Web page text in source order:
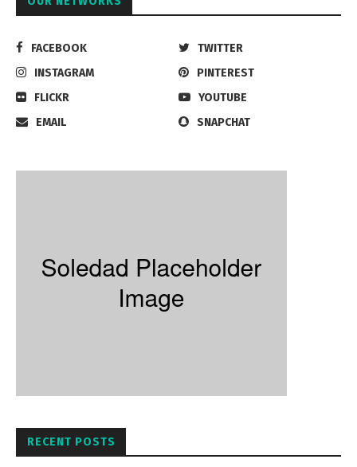
FACEBOOK
TWITTER
INSTAGRAM
PINTEREST
FLICKR
YOUTUBE
EMAIL
SNAPCHAT
RECENT POSTS